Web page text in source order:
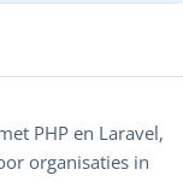
PHP en Laravel,
organisaties in